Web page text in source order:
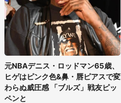
元NBAデニス・ロッドマン65歳、
ヒゲはピンク色&鼻・唇ピアスで変
わらぬ威圧感 「ブルズ」戦友ピッ
ペンと